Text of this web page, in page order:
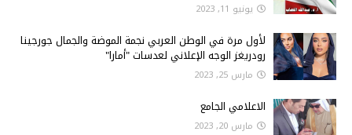
يونيو 11, 2023
لأول مرة في الوطن العربي نجمة الموضة والجمال جورجينا
رودريغز الوجه الإعلاني لعدسات "أمارا"
مارس 25, 2023
الاعلامي الجامع
مارس 20, 2023